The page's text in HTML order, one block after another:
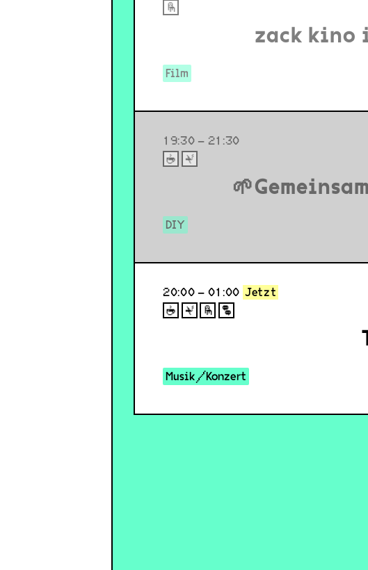
zack kino
Film
19:30 – 21:30
DIY
20:00 – 01:00 Jetzt
Musik/Konzert